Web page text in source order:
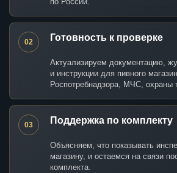
02 Готовность к проверке
Актуализируем документацию,
и инструкции для пивного
Роспотребнадзора, МЧС, охраны
03 Поддержка по комплекту
Объясняем, что показывать
магазину, и остаемся на связи
комплекта.